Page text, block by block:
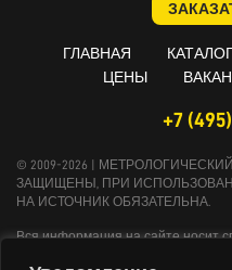
ГЛАВНАЯ
ЦЕНЫ
+7
© 2009-2026 |
ЗАЩИЩЕНЫ, ПРИ
НА ИСТОЧНИК ОБЯЗАТЕЛЬНА.
Вся информация на сайте носит